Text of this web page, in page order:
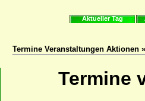
Aktueller Tag
Termine Veranstaltungen Aktionen
Termine